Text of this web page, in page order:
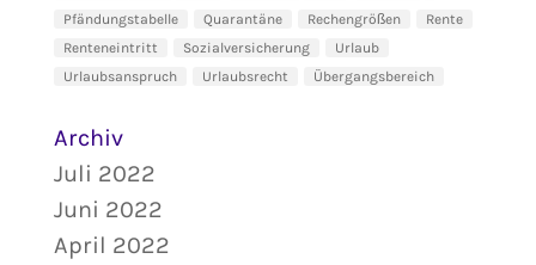
Pfändungstabelle
Quarantäne Rechengrößen
Rente
Renteneintritt
Sozialversicherung
Urlaub
Urlaubsanspruch
Urlaubsrecht Übergangsbereich
Archiv
Juli 2022
Juni 2022
April 2022